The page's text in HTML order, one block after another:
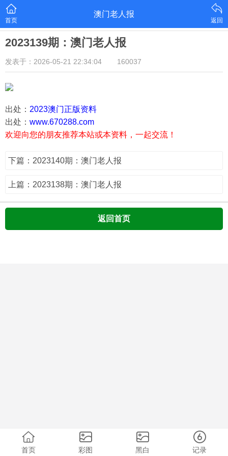
首页
澳门老人报
返回
2023139期：澳门老人报
发表于：2026-05-21 22:34:04 160037
出处： 2023澳门正版资料
出处： www.670288.com
欢迎向您的朋友推荐本站或本资料，一起交流！
下篇：2023140期：澳门老人报
上篇：2023138期：澳门老人报
返回首页
首页 彩图 黑白 记录